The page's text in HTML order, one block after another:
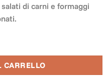
di carni e formaggi
CARRELLO